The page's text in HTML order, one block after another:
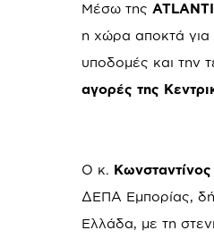
Μέσω της
η χώρα αποκτά
υποδομές και την
αγορές της
Ο κ.
ΔΕΠΑ Εμπορίας,
Ελλάδα, με τη